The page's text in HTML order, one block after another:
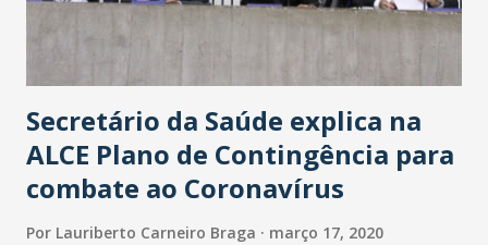
Secretário da Saúde explica na
ALCE Plano de Contingência para
combate ao Coronavírus
Por Lauriberto Carneiro Braga março 17, 2020